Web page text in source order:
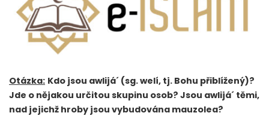
Otázka: Kdo jsou awlijá´ (sg. welí, tj. Bohu přiblížený)?
Jde o nějakou určitou skupinu osob? Jsou awlijá´ těmi,
nad jejichž hroby jsou vybudována mauzolea?